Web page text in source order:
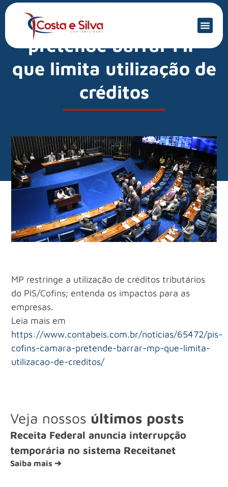
Mercado Financeiro
PIS/Cofins: Câmara
pretende barrar MP
que limita utilização de
créditos
MP restringe a utilização de créditos tributários
do PIS/Cofins; entenda os impactos para as
empresas.
Leia mais em
https://www.contabeis.com.br/noticias/65472/pis-
cofins-camara-pretende-barrar-mp-que-limita-
utilizacao-de-creditos/
Veja nossos últimos posts
Receita Federal anuncia interrupção
temporária no sistema Receitanet
Saiba mais ➔